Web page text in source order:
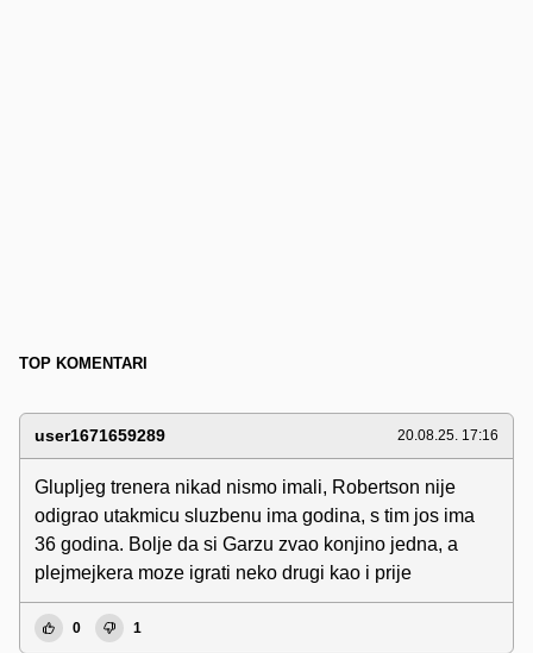
TOP KOMENTARI
user1671659289 20.08.25. 17:16
Glupljeg trenera nikad nismo imali, Robertson nije
odigrao utakmicu sluzbenu ima godina, s tim jos ima
36 godina. Bolje da si Garzu zvao konjino jedna, a
plejmejkera moze igrati neko drugi kao i prije
0 1